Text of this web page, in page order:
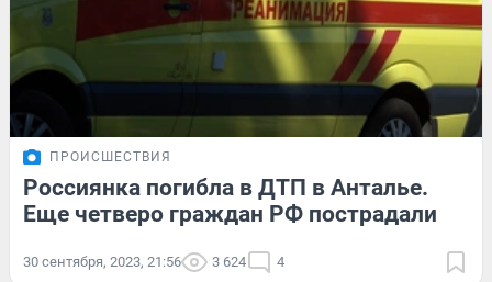
ПРОИСШЕСТВИЯ
Россиянка погибла в ДТП в Анталье.
Еще четверо граждан РФ пострадали
30 сентября, 2023, 21:56 3 624 4